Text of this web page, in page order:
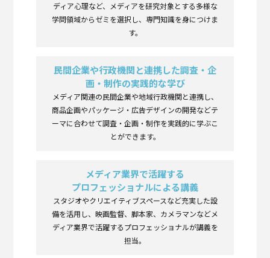
ディア心理など、メディアを研究対象とする多様な
学問領域からゼミを選択し、専門知識を身につけま
す。
民間企業や行政機関と連携した調査・企
画・制作の実践的な学び
メディア関連の民間企業や地域行政機関と連携し、
商品企画やパッケージ・広告デザインの開発などテ
ーマに合わせて調査・企画・制作を実践的に学ぶこ
とができます。
メディア業界で活躍する
プロフェッショナルによる講義
スタジオやクリエイティブスペースなど充実した設
備を活用し、映画監督、脚本家、カメラマンなどメ
ディア業界で活躍するプロフェッショナルが講義を
担当。